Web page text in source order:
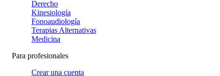
Derecho
Kinesiología
Fonoaudiología
Terapias Alternativas
Medicina
Para profesionales
Crear una cuenta